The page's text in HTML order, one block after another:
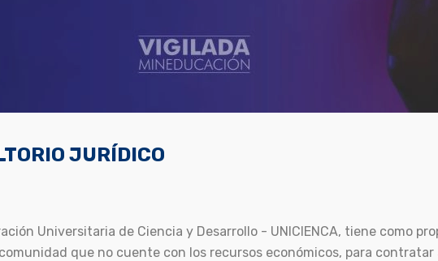
JURÍDICO
Universitaria de Ciencia y Desarrollo - UNICIENCA, tiene como
comunidad que no cuente con los recursos económicos, para contratar